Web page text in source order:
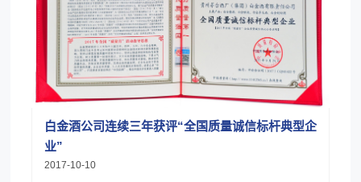
白金酒公司连续三年获评“全国质量诚信标杆典型企
业”
2017-10-10